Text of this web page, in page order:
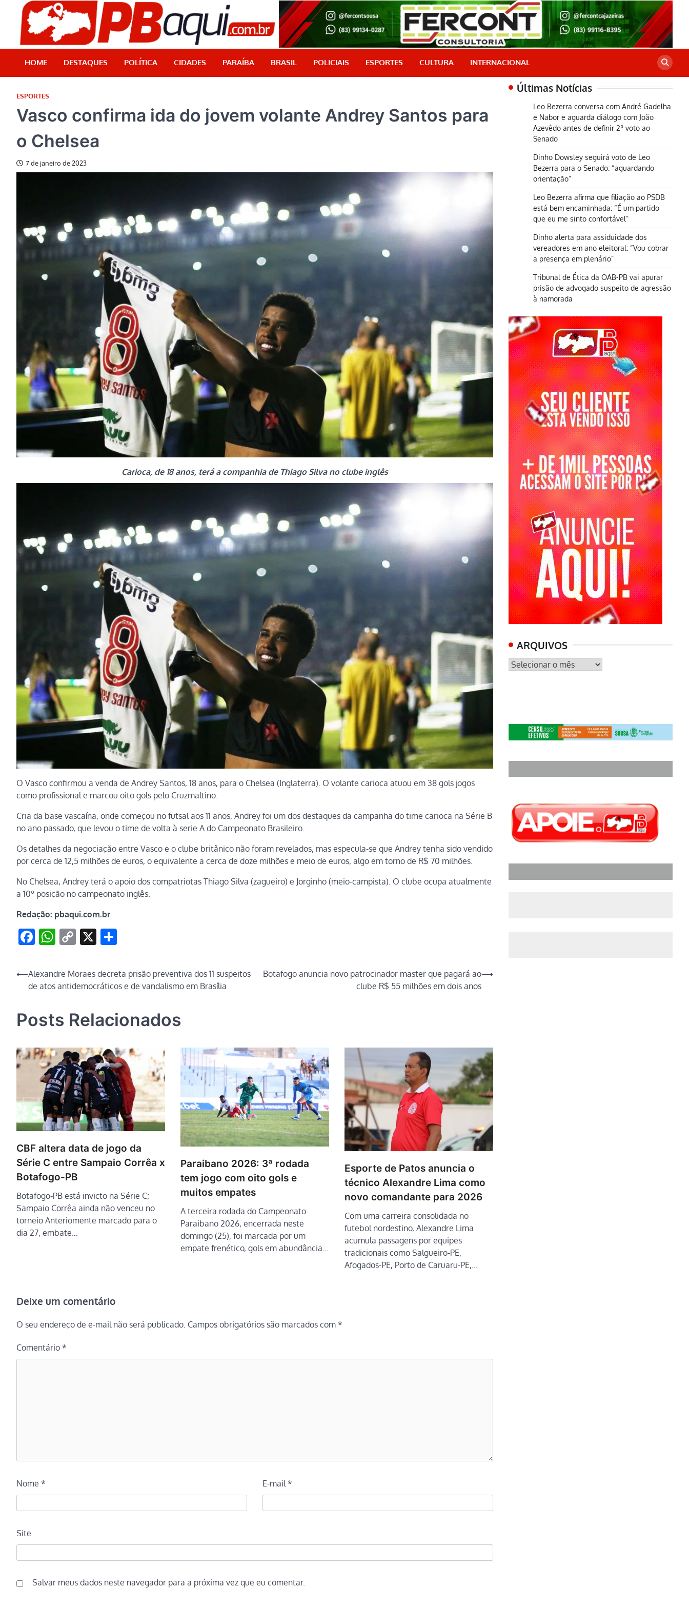
content
PB Aqui
Jornalismo com credibilidade, é aqui!
HOME DESTAQUES POLÍTICA CIDADES PARAÍBA BRASIL POLICIAIS ESPORTES CULTURA INTERNACIONAL
ESPORTES
Vasco confirma ida do jovem volante Andrey Santos para
o Chelsea
7 de janeiro de 2023
Carioca, de 18 anos, terá a companhia de Thiago Silva no clube inglês
O Vasco confirmou a venda de Andrey Santos, 18 anos, para o Chelsea (Inglaterra). O volante carioca atuou em 38 gols jogos
como profissional e marcou oito gols pelo Cruzmaltino.
Cria da base vascaína, onde começou no futsal aos 11 anos, Andrey foi um dos destaques da campanha do time carioca na Série B
no ano passado, que levou o time de volta à serie A do Campeonato Brasileiro.
Os detalhes da negociação entre Vasco e o clube britânico não foram revelados, mas especula-se que Andrey tenha sido vendido
por cerca de 12,5 milhões de euros, o equivalente a cerca de doze milhões e meio de euros, algo em torno de R$ 70 milhões.
No Chelsea, Andrey terá o apoio dos compatriotas Thiago Silva (zagueiro) e Jorginho (meio-campista). O clube ocupa atualmente
a 10º posição no campeonato inglês.
Redação: pbaqui.com.br
Facebook
WhatsApp
Copy
X
Navegação
de
⟵Alexandre Moraes decreta prisão preventiva dos 11 suspeitos
de atos antidemocráticos e de vandalismo em Brasília
Botafogo anuncia novo patrocinador master que pagará ao
clube R$ 55 milhões em dois anos
⟶
Posts Relacionados
CBF altera data de jogo da
Série C entre Sampaio Corrêa x
Botafogo-PB
Botafogo-PB está invicto na Série C;
Sampaio Corrêa ainda não venceu no
torneio Anteriomente marcado para o
dia 27, embate…
Paraibano 2026: 3ª rodada
tem jogo com oito gols e
muitos empates
A terceira rodada do Campeonato
Paraibano 2026, encerrada neste
domingo (25), foi marcada por um
empate frenético, gols em abundância…
Esporte de Patos anuncia o
técnico Alexandre Lima como
novo comandante para 2026
Com uma carreira consolidada no
futebol nordestino, Alexandre Lima
acumula passagens por equipes
tradicionais como Salgueiro-PE,
Afogados-PE, Porto de Caruaru-PE,…
Deixe um comentário
O seu endereço de e-mail não será publicado. Campos obrigatórios são marcados com *
Comentário *
Nome * E-mail *
Site
Salvar meus dados neste navegador para a próxima vez que eu comentar.
Últimas Notícias
Leo Bezerra conversa com André Gadelha
e Nabor e aguarda diálogo com João
Azevêdo antes de definir 2º voto ao
Senado
Dinho Dowsley seguirá voto de Leo
Bezerra para o Senado: “aguardando
orientação”
Leo Bezerra afirma que filiação ao PSDB
está bem encaminhada: “É um partido
que eu me sinto confortável”
Dinho alerta para assiduidade dos
vereadores em ano eleitoral: “Vou cobrar
a presença em plenário”
Tribunal de Ética da OAB-PB vai apurar
prisão de advogado suspeito de agressão
à namorada
ARQUIVOS
ARQUIVOS